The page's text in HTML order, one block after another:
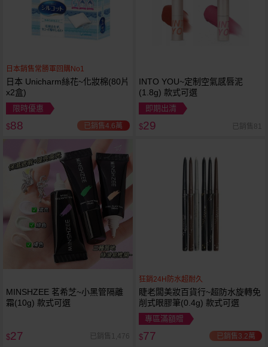
日本銷售常勝軍回購No1
日本 Unicharm絲花~化妝棉(80片
x2盒)
限時優惠
$88 已銷售4.6萬
INTO YOU~定制空氣感唇泥
(1.8g) 款式可選
即期出清
$29 已銷售81
MINSHZEE 茗希芝~小黑管隔離
霜(10g) 款式可選
$27 已銷售1,476
狂銷24H防水超耐久
睫老闆美妝百貨行~超防水旋轉免
削式眼膠筆(0.4g) 款式可選
專區滿額贈
$77 已銷售3.2萬